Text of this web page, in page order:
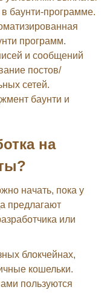
баунти-программе.
программ.
и сообщений
постов/
сетей.
баунти и
на
начать, пока у
предлагают
или
блокчейнах,
кошельки.
пользуются